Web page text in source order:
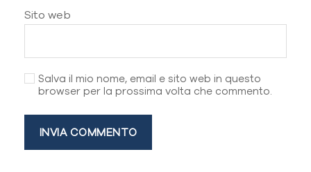
Sito web
Salva il mio nome, email e sito web in questo
browser per la prossima volta che commento.